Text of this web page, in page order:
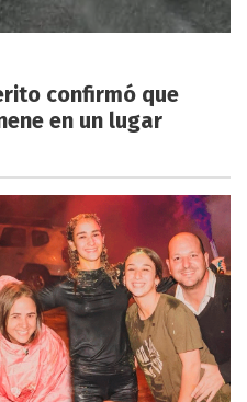
confirmó que
en un lugar